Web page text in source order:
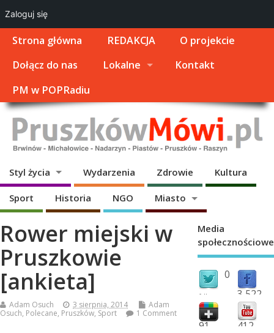
Strona główna REDAKCJA
O projekcie
Dołącz do nas
Lokalne
Kontakt
PM w POPRadiu
Styl życia Wydarzenia Zdrowie Kultura
Sport Historia NGO Miasto
Rower miejski w
Pruszkowie
[ankieta]
Adam Osuch 3 sierpnia, 2014
Adam
Osuch, Polecane, Pruszków, Sport 1 Comment
Media
społecznościowe
0
followers 3,522
fans
91 412
Zaloguj się